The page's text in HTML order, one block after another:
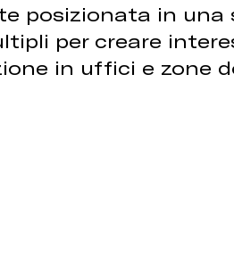
posizionata in una
per creare
in uffici e zone